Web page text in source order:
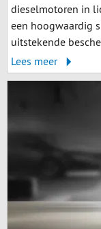
dieselmotoren in
een hoogwaardig
uitstekende
Lees meer